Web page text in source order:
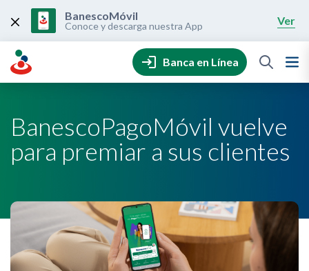
content
BanescoMóvil
Conoce y descarga nuestra App Ver
Banca en Línea
BanescoPagoMóvil vuelve
para premiar a sus clientes